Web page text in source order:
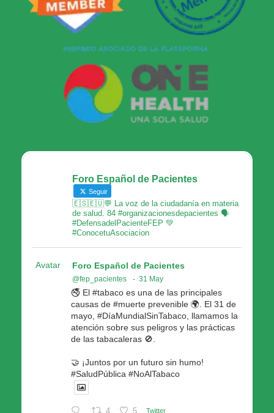
Foro Español de Pacientes
Seguir
🇪🇸🇪🇺💬 La voz de la ciudadanía en materia
de salud. 84 #organizacionesdepacientes 🗣
#DefensadelPacienteFEP 💚
#ConocetuAsociacion
Avatar Foro Español de Pacientes
@fep_pacientes · 31 May
🚭 El #tabaco es una de las principales
causas de #muerte prevenible 🌍. El 31 de
mayo, #DíaMundialSinTabaco, llamamos la
atención sobre sus peligros y las prácticas
de las tabacaleras 🚫.
🤝 ¡Juntos por un futuro sin humo!
#SaludPública #NoAlTabaco
4 5 Twitter